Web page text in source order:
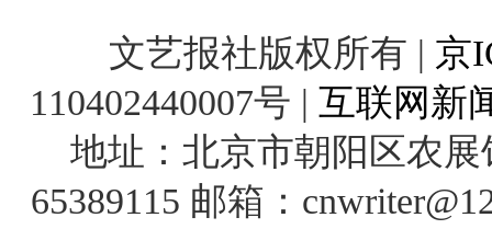
文艺报社版权所有 | 京
110402440007号 | 互联网新
地址：北京市朝阳区农展
65389115 邮箱：